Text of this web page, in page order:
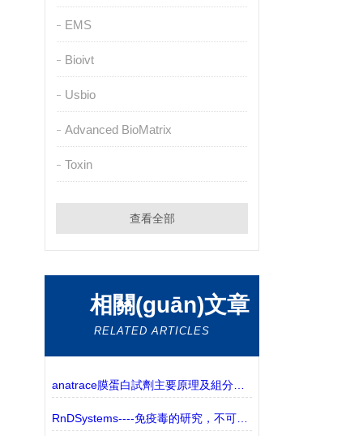
EMS
Bioivt
Usbio
Advanced BioMatrix
Toxin
查看全部
相關(guān)文章
RELATED ARTICLES
anatrace膜蛋白試劑主要原理及組分解析
RnDSystems----免疫毒的研究，不可忽視的生物標(biāo)志物